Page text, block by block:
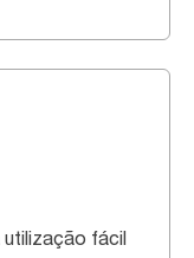
utilização fácil